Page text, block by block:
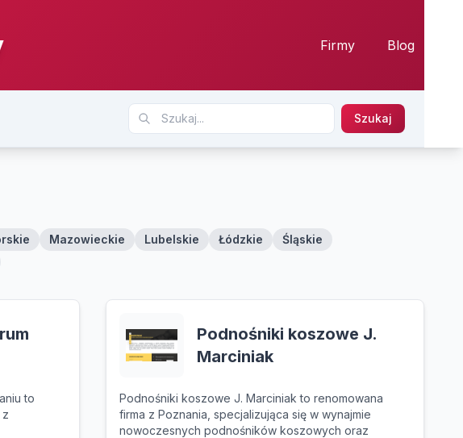
Firmy Blog
Szukaj
Mazowieckie Lubelskie Łódzkie
Śląskie
to
Podnośniki koszowe J.
Marciniak
Podnośniki koszowe J. Marciniak to renomowana
firma z Poznania, specjalizująca się w wynajmie
nowoczesnych podnośników koszowych oraz